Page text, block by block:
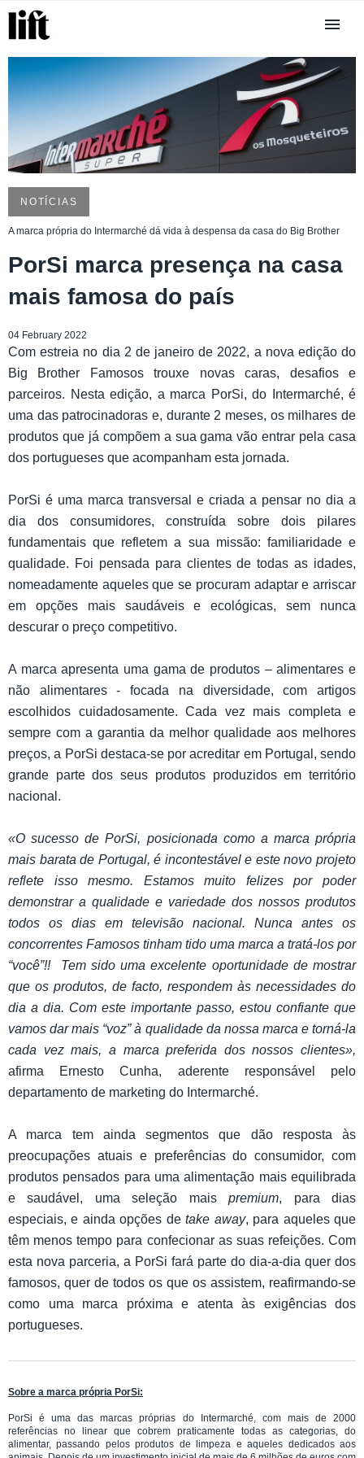
NOTÍCIAS
A marca própria do Intermarché dá vida à despensa da casa do Big Brother
PorSi marca presença na casa
mais famosa do país
04 February 2022
Com estreia no dia 2 de janeiro de 2022, a nova edição do
Big Brother Famosos trouxe novas caras, desafios e
parceiros. Nesta edição, a marca PorSi, do Intermarché, é
uma das patrocinadoras e, durante 2 meses, os milhares de
produtos que já compõem a sua gama vão entrar pela casa
dos portugueses que acompanham esta jornada.
PorSi é uma marca transversal e criada a pensar no dia a
dia dos consumidores, construída sobre dois pilares
fundamentais que refletem a sua missão: familiaridade e
qualidade. Foi pensada para clientes de todas as idades,
nomeadamente aqueles que se procuram adaptar e arriscar
em opções mais saudáveis e ecológicas, sem nunca
descurar o preço competitivo.
A marca apresenta uma gama de produtos – alimentares e
não alimentares - focada na diversidade, com artigos
escolhidos cuidadosamente. Cada vez mais completa e
sempre com a garantia da melhor qualidade aos melhores
preços, a PorSi destaca-se por acreditar em Portugal, sendo
grande parte dos seus produtos produzidos em território
nacional.
«O sucesso de PorSi, posicionada como a marca própria
mais barata de Portugal, é incontestável e este novo projeto
reflete isso mesmo. Estamos muito felizes por poder
demonstrar a qualidade e variedade dos nossos produtos
todos os dias em televisão nacional. Nunca antes os
concorrentes Famosos tinham tido uma marca a tratá-los por
“você”!! Tem sido uma excelente oportunidade de mostrar
que os produtos, de facto, respondem às necessidades do
dia a dia. Com este importante passo, estou confiante que
vamos dar mais “voz” à qualidade da nossa marca e torná-la
cada vez mais, a marca preferida dos nossos clientes»,
afirma Ernesto Cunha, aderente responsável pelo
departamento de marketing do Intermarché.
A marca tem ainda segmentos que dão resposta às
preocupações atuais e preferências do consumidor, com
produtos pensados para uma alimentação mais equilibrada
e saudável, uma seleção maispremium, para dias
especiais, e ainda opções detake away, para aqueles que
têm menos tempo para confecionar as suas refeições. Com
esta nova parceria, a PorSi fará parte do dia-a-dia quer dos
famosos, quer de todos os que os assistem, reafirmando-se
como uma marca próxima e atenta às exigências dos
portugueses.
Sobre a marca própria PorSi:
PorSi é uma das marcas próprias do Intermarché, com mais de 2000
referências no linear que cobrem praticamente todas as categorias, do
alimentar, passando pelos produtos de limpeza e aqueles dedicados aos